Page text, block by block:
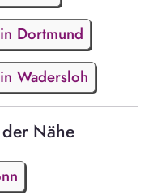
Dortmund
Wadersloh
Nähe